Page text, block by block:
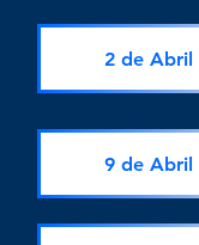
2 de Abril
9 de Abril